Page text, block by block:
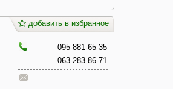
добавить в избранное
095-881-65-35
063-283-86-71